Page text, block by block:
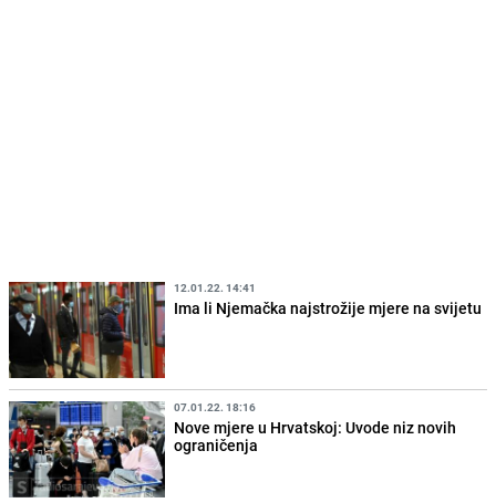
12.01.22. 14:41
Ima li Njemačka najstrožije mjere na svijetu
07.01.22. 18:16
Nove mjere u Hrvatskoj: Uvode niz novih
ograničenja